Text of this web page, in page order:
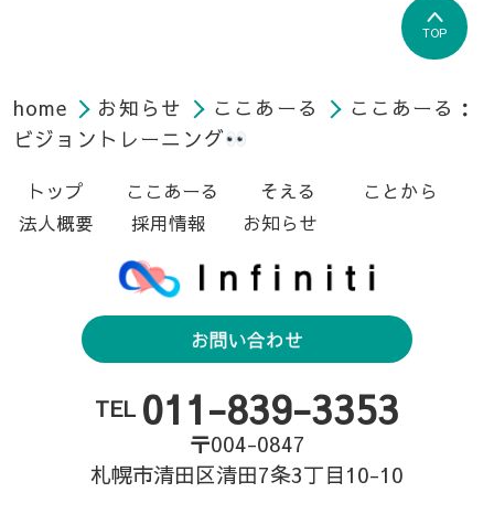
TOP
home お知らせ ここあーる
ここあーる：
ビジョントレーニング
トップ ここあーる そえる
ことから
法人概要
採用情報 お知らせ
お問い合わせ
TEL 011-839-3353
〒004-0847
札幌市清田区清田7条3丁目10-10